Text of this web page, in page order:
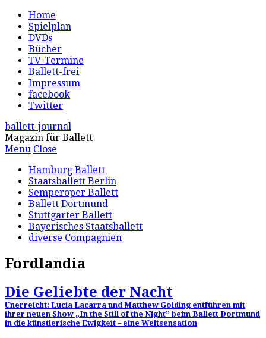
Home
Spielplan
DVDs
Bücher
TV-Termine
Ballett-frei
Impressum
facebook
Twitter
ballett-journal
Magazin für Ballett
Menu Close
Hamburg Ballett
Staatsballett Berlin
Semperoper Ballett
Ballett Dortmund
Stuttgarter Ballett
Bayerisches Staatsballett
diverse Compagnien
Fordlandia
Die Geliebte der Nacht
Unerreicht: Lucia Lacarra und Matthew Golding entführen mit
ihrer neuen Show „In the Still of the Night” beim Ballett Dortmund
in die künstlerische Ewigkeit – eine Weltsensation